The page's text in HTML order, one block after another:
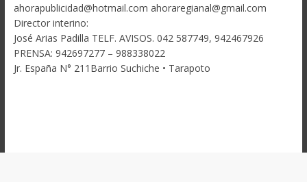
ahorapublicidad@hotmail.com ahoraregianal@gmail.com
Director interino:
José Arias Padilla TELF. AVISOS. 042 587749, 942467926
PRENSA: 942697277 – 988338022
Jr. España N° 211Barrio Suchiche • Tarapoto